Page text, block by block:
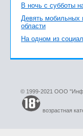
В ночь с субботы
Девять мобильных
области
На одном из
© 1999-2021 ООО
возрастная